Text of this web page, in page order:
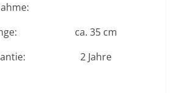
ca. 35 cm
2 Jahre